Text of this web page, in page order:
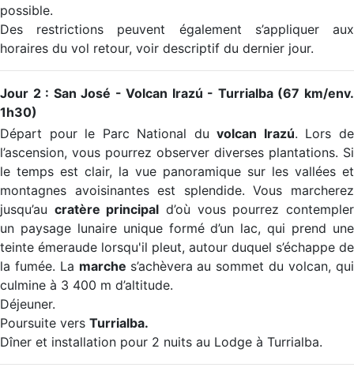
possible.
Des restrictions peuvent également s’appliquer aux
horaires du vol retour, voir descriptif du dernier jour.
Jour 2 : San José - Volcan Irazú - Turrialba (67 km/env.
1h30)
Départ pour le Parc National duvolcan Irazú. Lors de
l’ascension, vous pourrez observer diverses plantations. Si
le temps est clair, la vue panoramique sur les vallées et
montagnes avoisinantes est splendide. Vous marcherez
jusqu’au cratère principal d’où vous pourrez contempler
un paysage lunaire unique formé d’un lac, qui prend une
teinte émeraude lorsqu'il pleut, autour duquel s’échappe de
la fumée. La marche s’achèvera au sommet du volcan, qui
culmine à 3 400 m d’altitude.
Déjeuner.
Poursuite vers Turrialba.
Dîner et installation pour 2 nuits au Lodge à Turrialba.